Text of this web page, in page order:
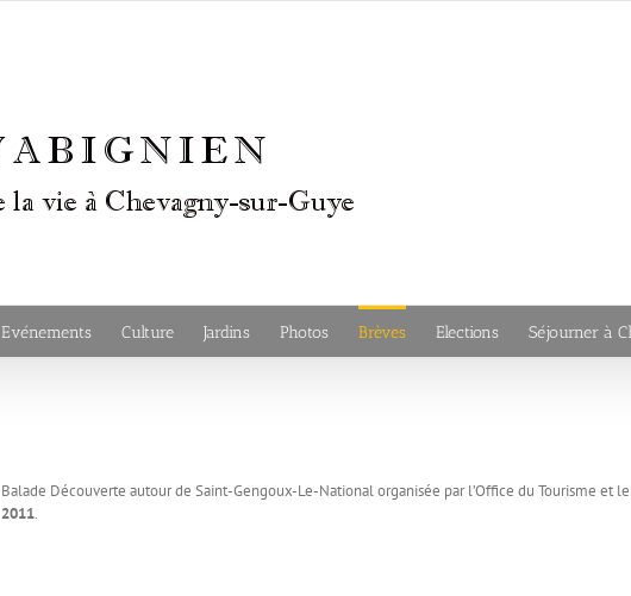
Evénements Culture Jardins Photos Brèves Elections Séjourner à
Balade Découverte autour de Saint-Gengoux-Le-National organisée par l’Office du Tourisme et
2011.